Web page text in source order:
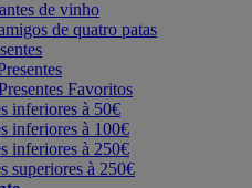
de vinho
de quatro patas
Favoritos
inferiores à 50€
inferiores à 100€
inferiores à 250€
superiores à 250€